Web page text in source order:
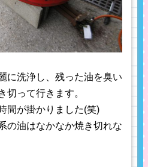
に洗浄し、残った油を臭い
切って行きます。
間が掛かりました(笑)
の油はなかなか焼き切れな